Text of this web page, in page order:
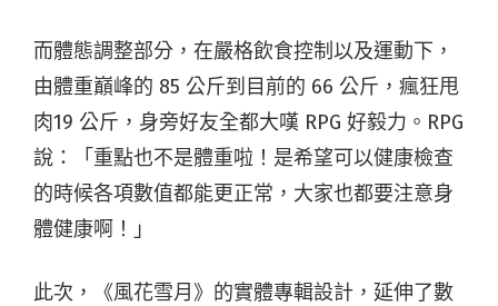
而體態調整部分，在嚴格飲食控制以及運動下，
由體重巔峰的 85 公斤到目前的 66 公斤，瘋狂甩
肉19 公斤，身旁好友全都大嘆 RPG 好毅力。RPG
說：「重點也不是體重啦！是希望可以健康檢查
的時候各項數值都能更正常，大家也都要注意身
體健康啊！」
此次，《風花雪月》的實體專輯設計，延伸了數